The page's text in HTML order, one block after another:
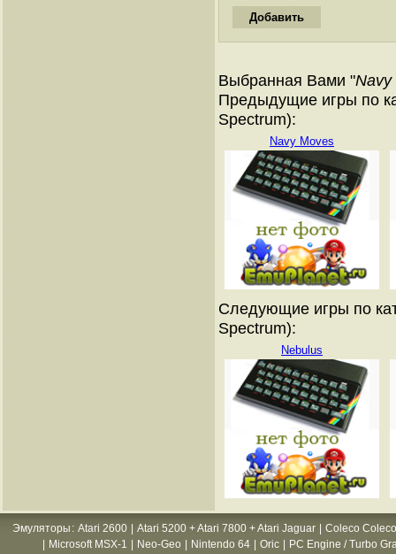
Выбранная Вами "Navy
Предыдущие игры по
Spectrum):
Navy Moves
Следующие игры по
Spectrum):
Nebulus
Эмуляторы : Atari 2600 Atari 5200 + Atari 7800 + Atari Jaguar
Coleco
Microsoft MSX-1 Neo-Geo Nintendo 64 Oric PC Engine / Turbo